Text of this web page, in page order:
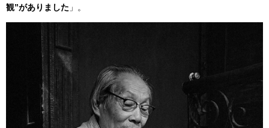
観”がありました 」。